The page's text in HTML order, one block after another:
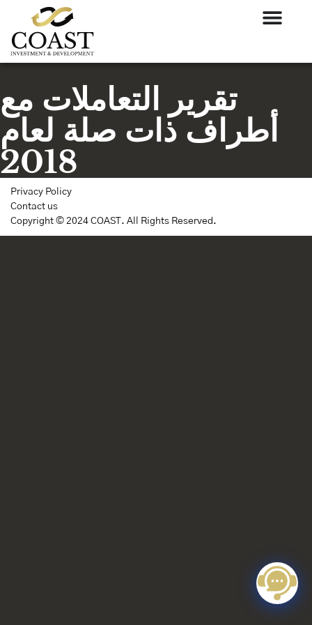
تقرير التعاملات مع
أطراف ذات صلة لعام
2018
Privacy Policy
Contact us
Copyright © 2024 COAST. All Rights Reserved.